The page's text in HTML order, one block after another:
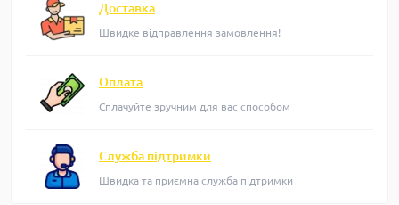
Доставка
Швидке відправлення замовлення!
Оплата
Сплачуйте зручним для вас способом
Служба підтримки
Швидка та приємна служба підтримки